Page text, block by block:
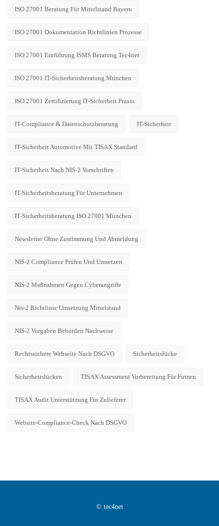
ISO 27001 Beratung Für Mittelstand Bayern
ISO 27001 Dokumentation Richtlinien Prozesse
ISO 27001 Einführung ISMS Beratung Tec4net
ISO 27001 IT-Sicherheitsberatung München
ISO 27001 Zertifizierung IT-Sicherheit Praxis
IT-Compliance & Datenschutzberatung IT-Sicherheit
IT-Sicherheit Automotive Mit TISAX Standard
IT-Sicherheit Nach NIS-2 Vorschriften
IT-Sicherheitsberatung Für Unternehmen
IT-Sicherheitsberatung ISO 27001 München
Newsletter Ohne Zustimmung Und Abmeldung
NIS-2 Compliance Prüfen Und Umsetzen
NIS-2 Maßnahmen Gegen Cyberangriffe
Nis-2 Richtlinie Umsetzung Mittelstand
NIS-2 Vorgaben Behörden Nachweise
Rechtssichere Webseite Nach DSGVO Sicherheitslücke
Sicherheitslücken TISAX Assessment Vorbereitung Für Firmen
TISAX Audit Unterstützung Für Zulieferer
Website-Compliance-Check Nach DSGVO
© tec4net